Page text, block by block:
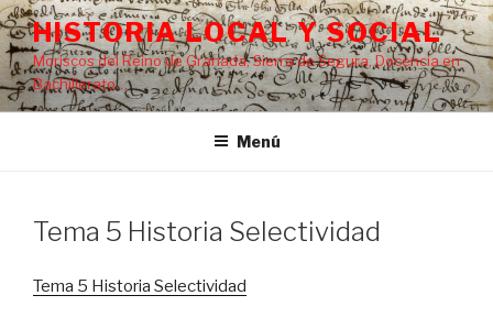
Saltar
al
contenido
HISTORIA LOCAL Y SOCIAL
Moriscos del Reino de Granada, Sierra de Segura, Docencia en
Bachillerato…
Menú
Tema 5 Historia Selectividad
Tema 5 Historia Selectividad